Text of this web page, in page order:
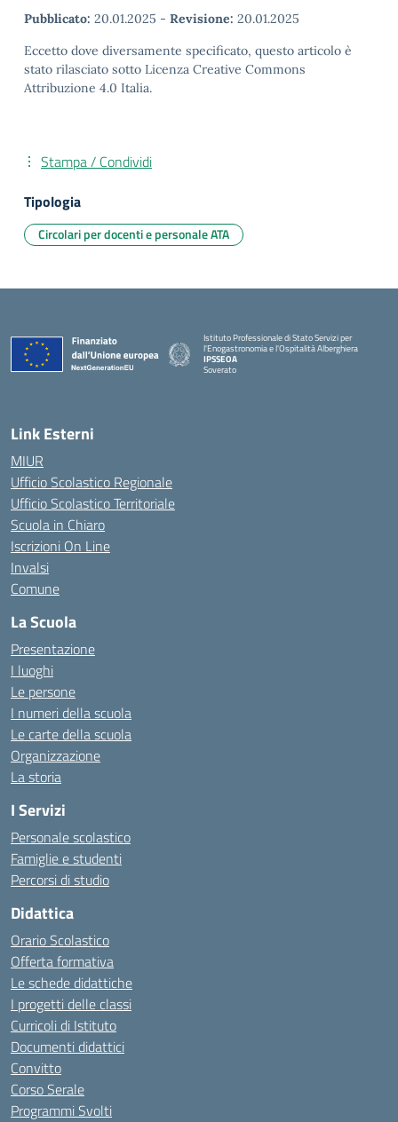
Pubblicato: 20.01.2025 - Revisione: 20.01.2025
Eccetto dove diversamente specificato, questo articolo è
stato rilasciato sotto Licenza Creative Commons
Attribuzione 4.0 Italia.
Stampa / Condividi
Tipologia
Circolari per docenti e personale ATA
Istituto Professionale di Stato Servizi per
l'Enogastronomia e l'Ospitalità Alberghiera
IPSSEOA
Soverato
Link Esterni
MIUR
Ufficio Scolastico Regionale
Ufficio Scolastico Territoriale
Scuola in Chiaro
Iscrizioni On Line
Invalsi
Comune
La Scuola
Presentazione
I luoghi
Le persone
I numeri della scuola
Le carte della scuola
Organizzazione
La storia
I Servizi
Personale scolastico
Famiglie e studenti
Percorsi di studio
Didattica
Orario Scolastico
Offerta formativa
Le schede didattiche
I progetti delle classi
Curricoli di Istituto
Documenti didattici
Convitto
Corso Serale
Programmi Svolti